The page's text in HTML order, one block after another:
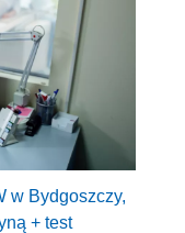
w Bydgoszczy,
+ test